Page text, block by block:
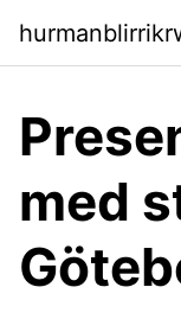
med